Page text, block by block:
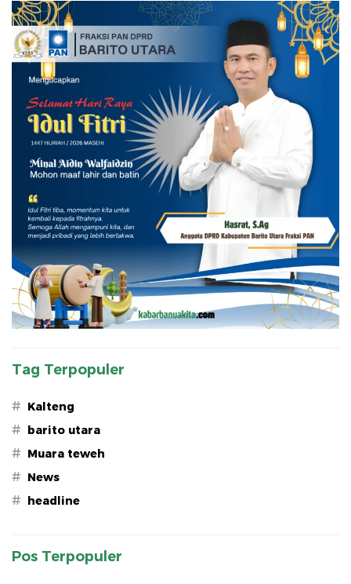
Tag Terpopuler
# Kalteng
# barito utara
# Muara teweh
# News
# headline
Pos Terpopuler